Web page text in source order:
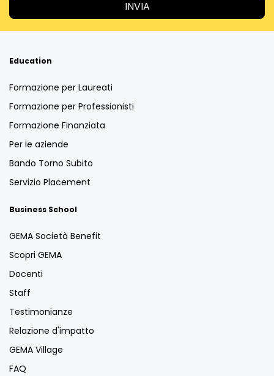
Education
Formazione per Laureati
Formazione per Professionisti
Formazione Finanziata
Per le aziende
Bando Torno Subito
Servizio Placement
Business School
GEMA Società Benefit
Scopri GEMA
Docenti
Staff
Testimonianze
Relazione d'impatto
GEMA Village
FAQ